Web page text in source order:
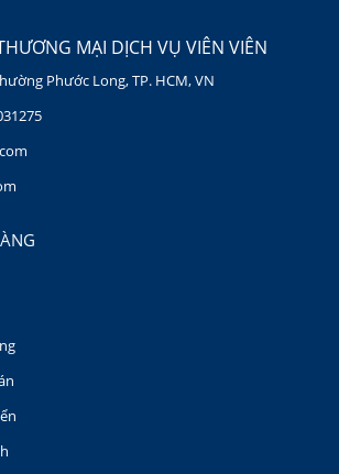
MẠI DỊCH VỤ VIÊN VIÊN
Phước Long, TP. HCM, VN